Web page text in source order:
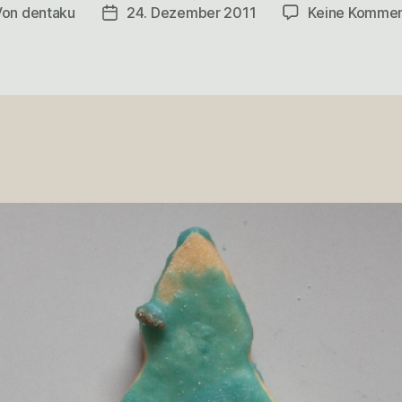
dentaku Veröffentlichungsdatum
24. Dezember 2011 Keine